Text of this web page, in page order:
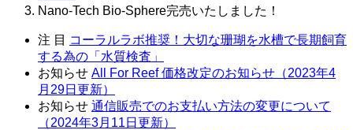
Nano-Tech Bio-Sphere完売いたしました！
注 目 コーラルラボ推奨！大切な珊瑚を水槽で長期飼育
する為の「水質検査」
お知らせ All For Reef 価格改定のお知らせ（2023年4
月29日更新）
お知らせ 通信販売でのお支払い方法の変更について
（2024年3月11日更新）